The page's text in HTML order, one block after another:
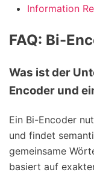
Information
FAQ: Bi-
Was ist der
Encoder und
Ein Bi-Encoder
und findet
gemeinsame
basiert auf